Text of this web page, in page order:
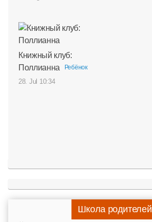
Книжный клуб:
Поллианна
Ребёнок
28. Jul 10:34
Школа родителей